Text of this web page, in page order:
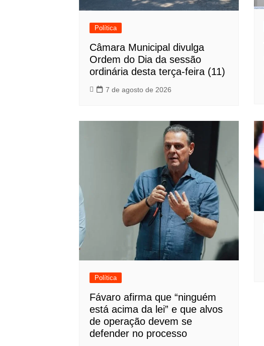
Política
Câmara Municipal divulga
Ordem do Dia da sessão
ordinária desta terça-feira (11)
7 de agosto de 2026
Política
Fávaro afirma que “ninguém
está acima da lei” e que alvos
de operação devem se
defender no processo